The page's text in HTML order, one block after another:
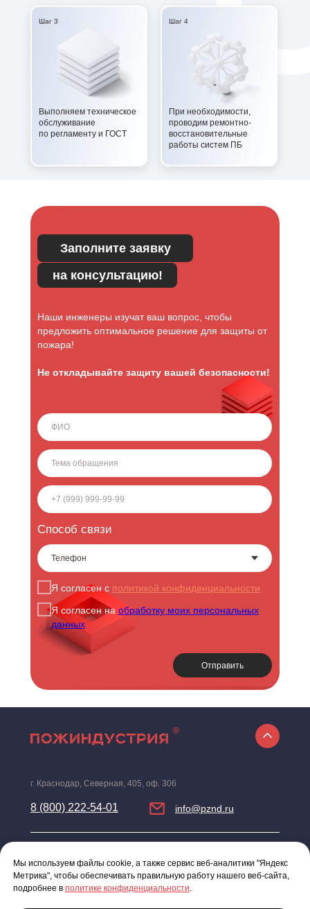
Шаг 3
Выполняем техническое
обслуживание
по регламенту и ГОСТ
Шаг 4
При необходимости,
проводим ремонтно-
восстановительные
работы систем ПБ
на консультацию!
Заполните заявку
Наши инженеры изучат ваш вопрос, чтобы
предложить оптимальное решение для защиты от
пожара!
Не откладывайте защиту вашей безопасности!
Способ связи
Я согласен с политикой конфиденциальности
Я согласен на обработку моих персональных
данных
Отправить
г. Краснодар, Северная, 405, оф. 306
Услуги
8 (800) 222-54-01 info@pznd.ru
предоставлению противопожарных
услуг. Все права защищены
конфиденциальности
Политика обработки персональных данных
Мы используем файлы cookie, а также сервис веб-аналитики "Яндекс
Метрика", чтобы обеспечивать правильную работу нашего веб-сайта,
подробнее в политике конфиденциальности.